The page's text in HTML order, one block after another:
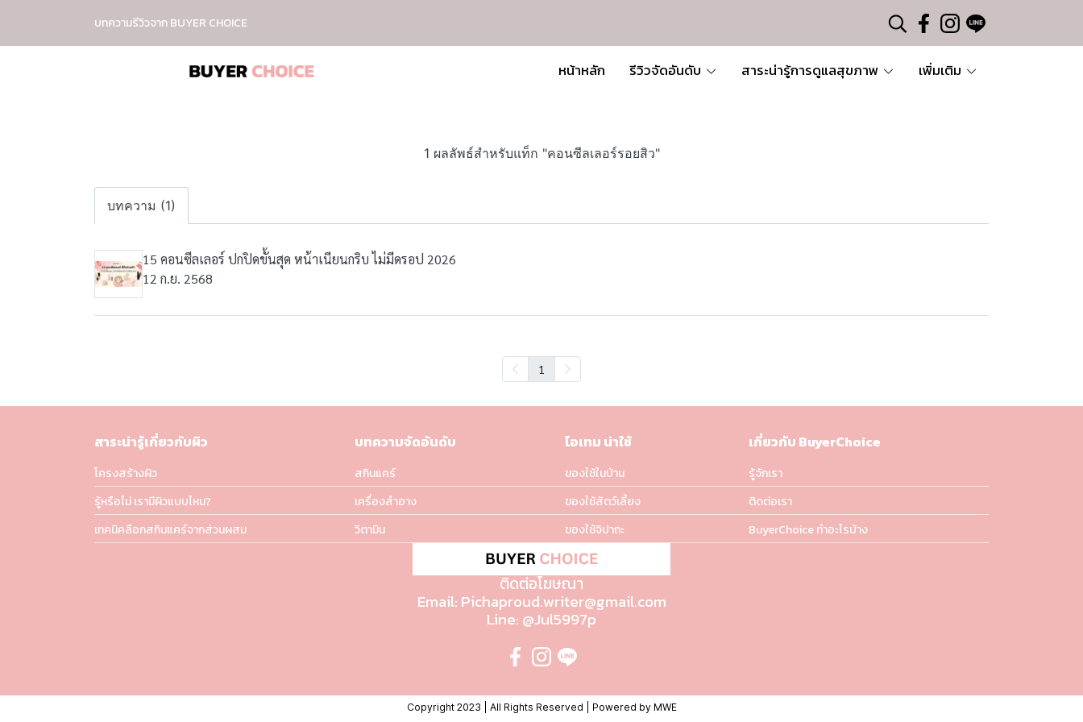
บทความรีวิวจาก BUYER CHOICE
หน้าหลัก รีวิวจัดอันดับ สาระน่ารู้การดูแลสุขภาพ เพิ่มเติม
1 ผลลัพธ์สำหรับแท็ก "คอนซีลเลอร์รอยสิว"
บทความ (1)
15 คอนซีลเลอร์ ปกปิดขั้นสุด หน้าเนียนกริบ ไม่มีดรอป 2026
12 ก.ย. 2568
1
สาระน่ารู้เกี่ยวกับผิว
โครงสร้างผิว
รู้หรือไม่ เรามีผิวแบบไหน?
เทคนิคลือกสกินแคร์จากส่วนผสม
บทความจัดอันดับ
สกินแคร์
เครื่องสำอาง
วิตามิน
ไอเทม น่าใช้
ของใช้ในบ้าน
ของใช้สัตว์เลี้ยง
ของใช้จิปาถะ
เกี่ยวกับ BuyerChoice
รู้จักเรา
ติดต่อเรา
BuyerChoice ทำอะไรบ้าง
ติดต่อโฆษณา
Email: Pichaproud.writer@gmail.com
Line: @Jul5997p
Copyright 2023 | All Rights Reserved | Powered by MWE